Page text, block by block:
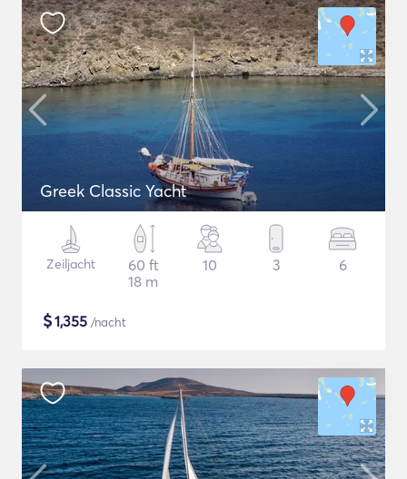
Greek Classic Yacht
Zeiljacht
60 ft
18 m
10 3 6
$1,355 /nacht